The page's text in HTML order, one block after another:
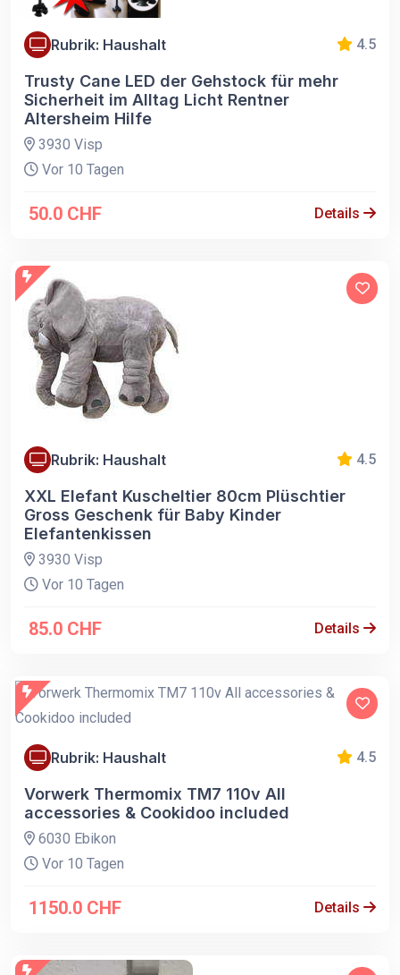
Rubrik: Haushalt 4.5
Trusty Cane LED der Gehstock für mehr
Sicherheit im Alltag Licht Rentner
Altersheim Hilfe
3930 Visp
Vor 10 Tagen
50.0 CHF Details
Rubrik: Haushalt 4.5
XXL Elefant Kuscheltier 80cm Plüschtier
Gross Geschenk für Baby Kinder
Elefantenkissen
3930 Visp
Vor 10 Tagen
85.0 CHF Details
Rubrik: Haushalt 4.5
Vorwerk Thermomix TM7 110v All
accessories & Cookidoo included
6030 Ebikon
Vor 10 Tagen
1150.0 CHF Details